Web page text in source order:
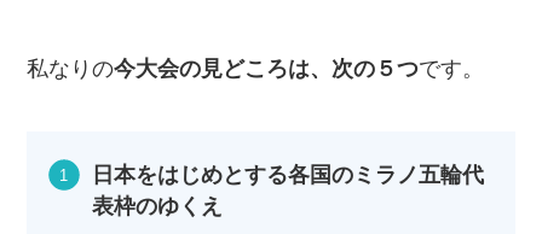
私なりの今大会の見どころは、次の５つです。
日本をはじめとする各国のミラノ五輪代
表枠のゆくえ